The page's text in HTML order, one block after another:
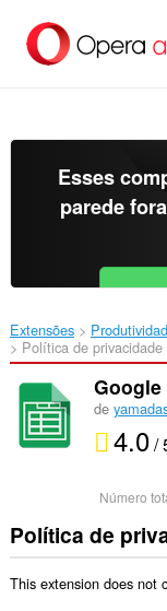
para
Esses
parede
Extensões
Política de privacidade
Google
de
4.0/
Número
Política de
This extension does not